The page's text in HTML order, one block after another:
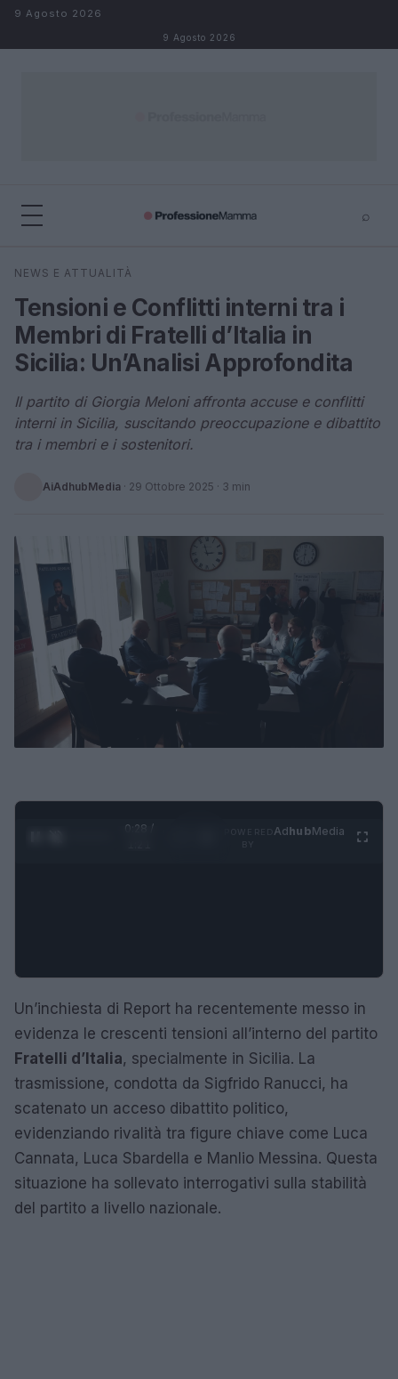
Salta al contenuto
9 Agosto 2026
9 Agosto 2026
⌕
Cerca
NEWS E ATTUALITÀ
Tensioni e Conflitti interni tra i
Membri di Fratelli d’Italia in
Sicilia: Un’Analisi Approfondita
Il partito di Giorgia Meloni affronta accuse e conflitti
interni in Sicilia, suscitando preoccupazione e dibattito
tra i membri e i sostenitori.
AiAdhubMedia · 29 Ottobre 2025 · 3 min
0:29 /
AdhubMedia
Un’inchiesta di Report ha recentemente messo in
evidenza le crescenti tensioni all’interno del partito
Fratelli d’Italia, specialmente in Sicilia. La
trasmissione, condotta da Sigfrido Ranucci, ha
scatenato un acceso dibattito politico,
evidenziando rivalità tra figure chiave come Luca
Cannata, Luca Sbardella e Manlio Messina. Questa
situazione ha sollevato interrogativi sulla stabilità
del partito a livello nazionale.